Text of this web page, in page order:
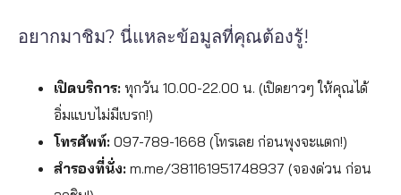
อยากมาชิม? นี่แหละข้อมูลที่คุณต้องรู้!
เปิดบริการ: ทุกวัน 10.00-22.00 น. (เปิดยาวๆ ให้คุณได้
อิ่มแบบไม่มีเบรก!)
โทรศัพท์: 097-789-1668 (โทรเลย ก่อนพุงจะแตก!)
สำรองที่นั่ง: m.me/381161951748937 (จองด่วน ก่อน